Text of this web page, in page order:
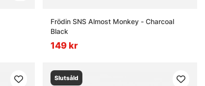
Frödin SNS Almost Monkey - Charcoal
Black
149 kr
Slutsåld